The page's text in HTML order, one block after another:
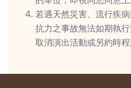
若遇天然災害、流行疾
抗力之事故無法如期執
取消演出活動或另約時程